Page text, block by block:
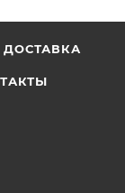
ДОСТАВКА